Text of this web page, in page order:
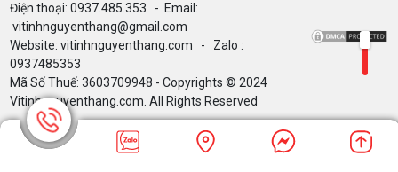
Build PC gaming theo ngân sách từ 10-40 triệu:
cách phân bổ CPU, GPU, RAM hợp lý, chọn
Intel/AMD và tránh sai tương thích. Tư vấn miễn
phí tại Vi tính Nguyễn Thắng.
LÊN ĐỜI PC MÙA HÈ CÙNG COMBO
GIGABYTE & INTEL CORE ULTRA 200S
PLUS – NHẬN VOUCHER ĐẾN 800K
Điện thoại: 0937.485.353 - Email:
vitinhnguyenthang@gmail.com
Website: vitinhnguyenthang.com - Zalo :
0937485353
Mã Số Thuế: 3603709948 - Copyrights © 2024
Vitinhnguyenthang.com. All Rights Reserved